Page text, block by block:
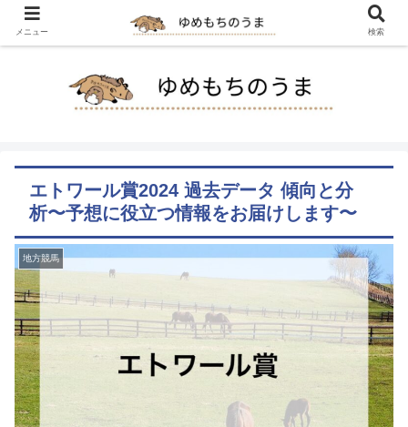
エトワール賞2024 過去データ 傾向と分
析〜予想に役立つ情報をお届けします〜
地方競馬
メニュー 検索